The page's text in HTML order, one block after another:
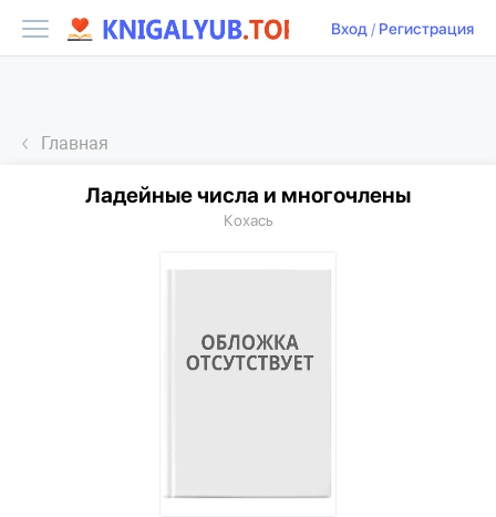
Вход/ Регистрация
Главная
Ладейные числа и многочлены
Кохась